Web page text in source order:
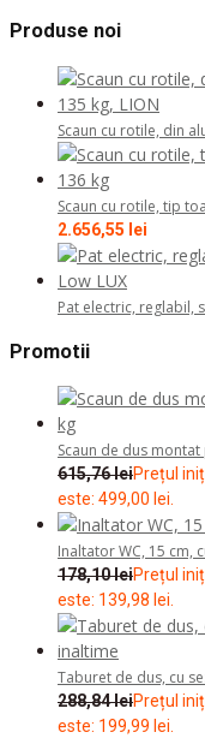
Produse noi
Scaun cu rotile, din
Scaun cu rotile, tip
2.656,55 lei
Pat electric, reglabil,
Promotii
Scaun de dus
615,76leiPrețul
este: 499,00 lei.
Inaltator WC, 15 cm,
178,10leiPrețul
este: 139,98 lei.
Taburet de dus, cu
288,84leiPrețul
este: 199,99 lei.